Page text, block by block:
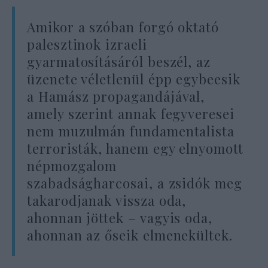
Amikor a szóban forgó oktató
palesztinok izraeli
gyarmatosításáról beszél, az
üzenete véletlenül épp egybeesik
a Hamász propagandájával,
amely szerint annak fegyveresei
nem muzulmán fundamentalista
terroristák, hanem egy elnyomott
népmozgalom
szabadságharcosai, a zsidók meg
takarodjanak vissza oda,
ahonnan jöttek – vagyis oda,
ahonnan az őseik elmenekültek.